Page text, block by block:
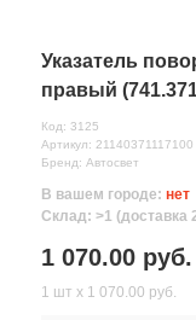
Указатель
правый
Код: 3125
Артикул: 21140371117100
Бренд: Автосвет
В вашем городе: нет
Склад: >1 (доставка
1 070.00 руб.
1 шт х 1 070.00 руб.